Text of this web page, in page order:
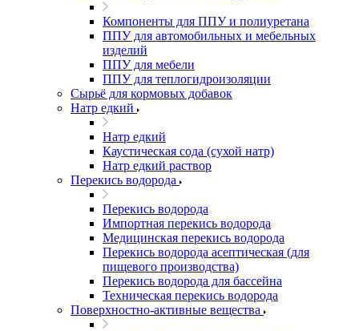
Компоненты для ППУ и полиуретана
ППУ для автомобильных и мебельных
изделий
ППУ для мебели
ППУ для теплогидроизоляции
Сырьё для кормовых добавок
Натр едкий
Натр едкий
Каустическая сода (сухой натр)
Натр едкий раствор
Перекись водорода
Перекись водорода
Импортная перекись водорода
Медицинская перекись водорода
Перекись водорода асептическая (для
пищевого производства)
Перекись водорода для бассейна
Техническая перекись водорода
Поверхностно-активные вещества